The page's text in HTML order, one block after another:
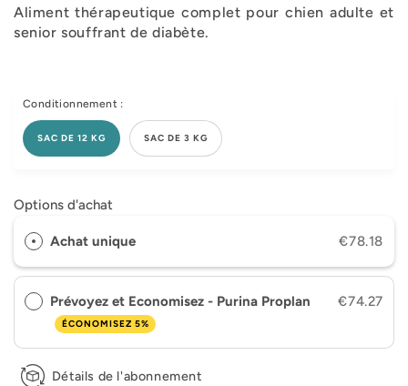
Aliment thérapeutique complet pour chien adulte et
senior souffrant de diabète.
Conditionnement :
SAC DE 12 KG SAC DE 3 KG
Options d'achat
Achat unique €78.18
Prévoyez et Economisez - Purina Proplan
ÉCONOMISEZ 5%
€74.27
Détails de l'abonnement